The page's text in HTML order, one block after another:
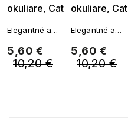
okuliare, Cat
hnedej farby
- ružová
farba
10,20 €
5,60 €
Elegantné a
zároveň jemne
nezvyčajné a
okuliare, Cat
hnedej farby
9001399-84
10,20 €
5,60 €
Elegantné a
zároveň jemne
nezvyčajné a